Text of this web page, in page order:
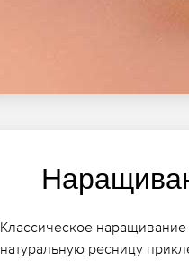
Классическое
натуральную ресницу